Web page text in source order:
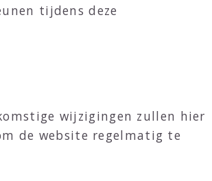
tijdens deze
wijzigingen zullen hier
de website regelmatig te